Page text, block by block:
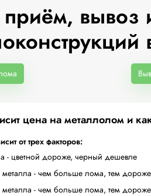
вывоз
цена на металлолом и
от трех факторов:
- цветной дороже, черный дешевле
металла - чем больше лома, тем
металла - чем больше лома, тем